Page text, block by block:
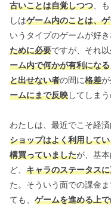
古いことは自覚しつつ、
しはゲーム内のことは、
いうタイプのゲームが好き
ために必要ですが、それ以
ーム内で何かが有利になる
と出せない者の間に格差が
ームにまで反映してしまう
わたしは、最近でこそ経
ショップはよく利用して
構買っていましたが、基
ど、 キャラのステータス
た。そういう面での課金
ても、 ゲームを進める上